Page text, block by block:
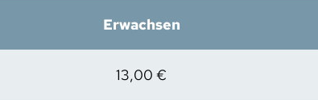
Erwachsen
13,00 €